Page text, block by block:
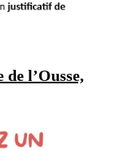
l’Ousse,